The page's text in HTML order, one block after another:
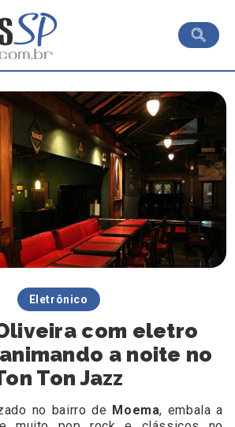
Eletrônico
com eletro
a noite no
Ton Jazz
no bairro de Moema, embala a